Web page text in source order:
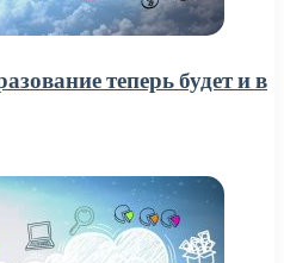
теперь будет и в